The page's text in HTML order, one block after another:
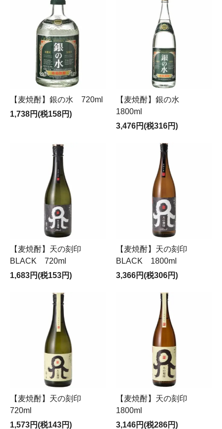
【麦焼酎】銀の水 720ml
1,738円(税158円)
【麦焼酎】銀の水
1800ml
3,476円(税316円)
【麦焼酎】天の刻印
BLACK 720ml
1,683円(税153円)
【麦焼酎】天の刻印
BLACK 1800ml
3,366円(税306円)
【麦焼酎】天の刻印
720ml
1,573円(税143円)
【麦焼酎】天の刻印
1800ml
3,146円(税286円)